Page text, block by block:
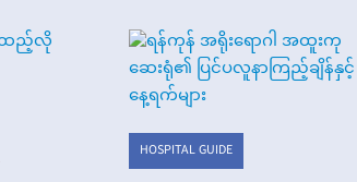
HOSPITAL GUIDE